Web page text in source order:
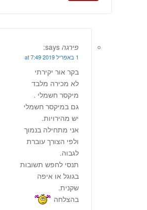
פירגה says:
1 באפריל 2019 at 7:49
בקר אור יקירתי
לא מכירה מלבד
מיקסר חשמלי .
גם במיקסר חשמלי
יש מהירויות.
אני מתחילה בנמוך
ולפי הצורך עוברת
לגבוה.
תנסי לחפש תשובות
בגוגל או איפה
שקנית.
בהצלחה